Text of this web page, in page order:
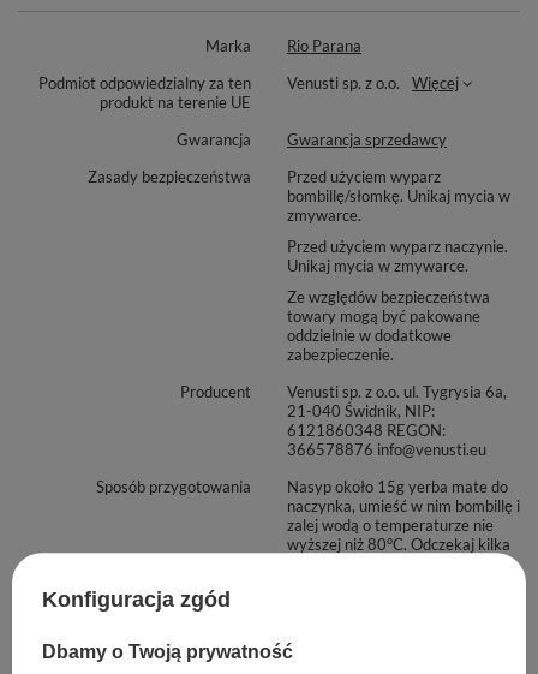
Marka
Rio Parana
Podmiot odpowiedzialny za ten
produkt na terenie UE
Venusti sp. z o.o. Więcej
Gwarancja
Gwarancja sprzedawcy
Zasady bezpieczeństwa
Przed użyciem wyparz
bombillę/słomkę. Unikaj mycia w
zmywarce.
Przed użyciem wyparz naczynie.
Unikaj mycia w zmywarce.
Ze względów bezpieczeństwa
towary mogą być pakowane
oddzielnie w dodatkowe
zabezpieczenie.
Producent
Venusti sp. z o.o. ul. Tygrysia 6a,
21-040 Świdnik, NIP:
6121860348 REGON:
366578876 info@venusti.eu
Sposób przygotowania
Nasyp około 15g yerba mate do
naczynka, umieść w nim bombillę i
zalej wodą o temperaturze nie
wyższej niż 80°C. Odczekaj kilka
Przechowywać w suchym,
zaciemnionym i chłodnym
Konfiguracja zgód
Dbamy o Twoją prywatność